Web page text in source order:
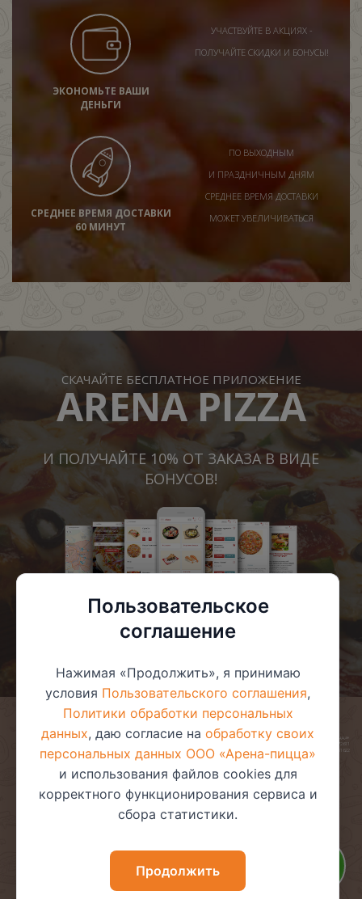
ЭКОНОМЬТЕ ВАШИ
ДЕНЬГИ
УЧАСТВУЙТЕ В АКЦИЯХ -
ПОЛУЧАЙТЕ СКИДКИ И БОНУСЫ!
СРЕДНЕЕ ВРЕМЯ ДОСТАВКИ
60 МИНУТ
ПО ВЫХОДНЫМ
И ПРАЗДНИЧНЫМ ДНЯМ
СРЕДНЕЕ ВРЕМЯ ДОСТАВКИ
МОЖЕТ УВЕЛИЧИВАТЬСЯ
СКАЧАЙТЕ БЕСПЛАТНОЕ ПРИЛОЖЕНИЕ
ARENA PIZZA
И ПОЛУЧАЙТЕ 10% ОТ ЗАКАЗА В ВИДЕ
БОНУСОВ!
© 2025 ООО «Арена-пицца»
УНП 391272611
Магазин зарегистрирован в торговом реестре 08.05.2017 №381622
Политика видеонаблюдения
Политика в отношении
обработки файлов cookie
Пользовательское
соглашение
Нажимая «Продолжить», я принимаю
условия Пользовательского соглашения,
Политики обработки персональных
данных, даю согласие на обработку своих
персональных данных ООО «Арена-пицца»
и использования файлов cookies для
корректного функционирования сервиса и
сбора статистики.
Продолжить